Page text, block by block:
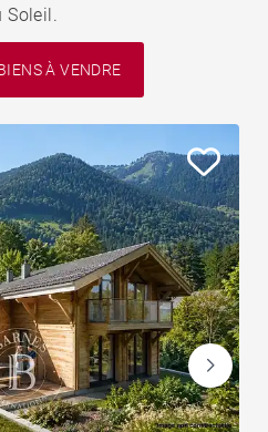
Soleil.
À VENDRE